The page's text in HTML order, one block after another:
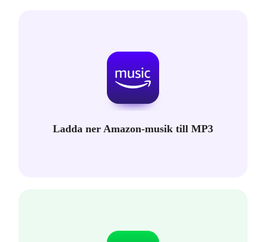
Ladda ner Amazon-musik till MP3